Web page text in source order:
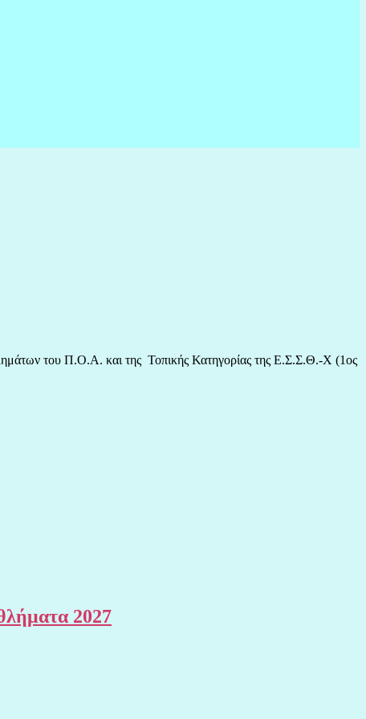
του Π.Ο.Α. και της Τοπικής Κατηγορίας της Ε.Σ.Σ.Θ.-Χ (1ος
2027